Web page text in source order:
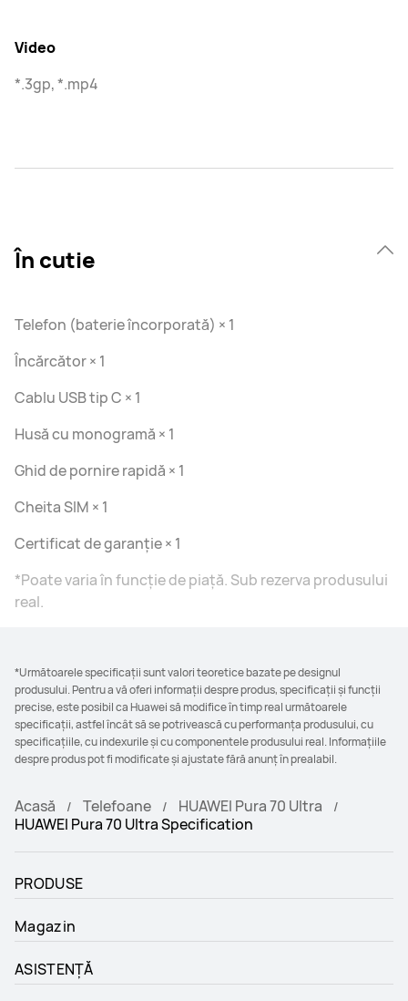
Video
*.3gp, *.mp4
În cutie
Telefon (baterie încorporată) × 1
Încărcător × 1
Cablu USB tip C × 1
Husă cu monogramă × 1
Ghid de pornire rapidă × 1
Cheita SIM × 1
Certificat de garanție × 1
*Poate varia în funcție de piață. Sub rezerva produsului
real.
*Următoarele specificații sunt valori teoretice bazate pe designul
produsului. Pentru a vă oferi informații despre produs, specificații și funcții
precise, este posibil ca Huawei să modifice în timp real următoarele
specificații, astfel încât să se potrivească cu performanța produsului, cu
specificațiile, cu indexurile și cu componentele produsului real. Informațiile
despre produs pot fi modificate și ajustate fără anunț în prealabil.
Acasă Telefoane
HUAWEI Pura 70 Ultra
HUAWEI Pura 70 Ultra Specification
PRODUSE
Magazin
ASISTENȚĂ